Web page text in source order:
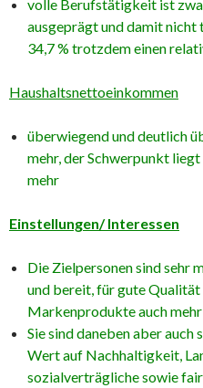
volle Berufstätigkeit ist
ausgeprägt und damit nicht
34,7 % trotzdem einen
Haushaltsnettoeinkommen
überwiegend und deutlich
mehr, der Schwerpunkt
mehr
Einstellungen/ Interessen
Die Zielpersonen sind sehr
und bereit, für gute Qualität
Markenprodukte auch
Sie sind daneben aber
Wert auf Nachhaltigkeit,
sozialverträgliche sowie